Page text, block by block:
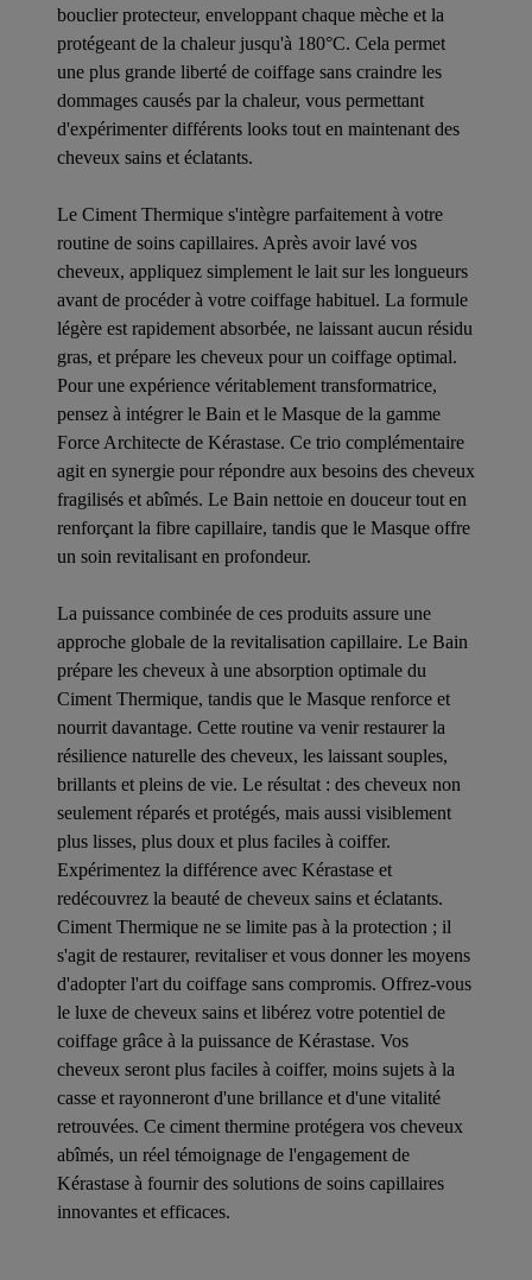
bouclier protecteur, enveloppant chaque mèche et la
protégeant de la chaleur jusqu'à 180°C. Cela permet
une plus grande liberté de coiffage sans craindre les
dommages causés par la chaleur, vous permettant
d'expérimenter différents looks tout en maintenant des
cheveux sains et éclatants.
Le Ciment Thermique s'intègre parfaitement à votre
routine de soins capillaires. Après avoir lavé vos
cheveux, appliquez simplement le lait sur les longueurs
avant de procéder à votre coiffage habituel. La formule
légère est rapidement absorbée, ne laissant aucun résidu
gras, et prépare les cheveux pour un coiffage optimal.
Pour une expérience véritablement transformatrice,
pensez à intégrer le Bain et le Masque de la gamme
Force Architecte de Kérastase. Ce trio complémentaire
agit en synergie pour répondre aux besoins des cheveux
fragilisés et abîmés. Le Bain nettoie en douceur tout en
renforçant la fibre capillaire, tandis que le Masque offre
un soin revitalisant en profondeur.
La puissance combinée de ces produits assure une
approche globale de la revitalisation capillaire. Le Bain
prépare les cheveux à une absorption optimale du
Ciment Thermique, tandis que le Masque renforce et
nourrit davantage. Cette routine va venir restaurer la
résilience naturelle des cheveux, les laissant souples,
brillants et pleins de vie. Le résultat : des cheveux non
seulement réparés et protégés, mais aussi visiblement
plus lisses, plus doux et plus faciles à coiffer.
Expérimentez la différence avec Kérastase et
redécouvrez la beauté de cheveux sains et éclatants.
Ciment Thermique ne se limite pas à la protection ; il
s'agit de restaurer, revitaliser et vous donner les moyens
d'adopter l'art du coiffage sans compromis. Offrez-vous
le luxe de cheveux sains et libérez votre potentiel de
coiffage grâce à la puissance de Kérastase. Vos
cheveux seront plus faciles à coiffer, moins sujets à la
casse et rayonneront d'une brillance et d'une vitalité
retrouvées. Ce ciment thermine protégera vos cheveux
abîmés, un réel témoignage de l'engagement de
Kérastase à fournir des solutions de soins capillaires
innovantes et efficaces.